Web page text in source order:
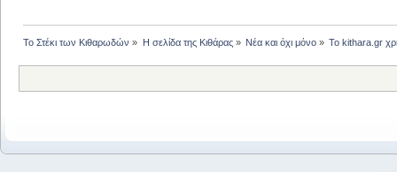
Το Στέκι των Κιθαρωδών » Η σελίδα της Κιθάρας» Νέα και όχι μόνο» Το kithara.gr